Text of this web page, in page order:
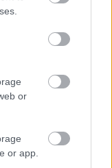
or
or app.
helyzetéről is
vásárolt fel a
az Innovinia